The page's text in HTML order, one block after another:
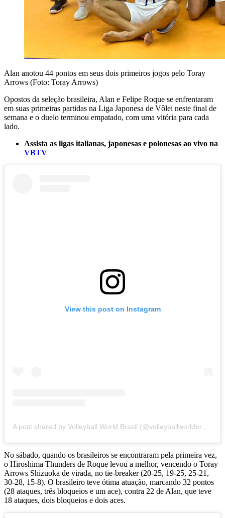
Alan anotou 44 pontos em seus dois primeiros jogos pelo Toray
Arrows (Foto: Toray Arrows)
Opostos da seleção brasileira, Alan e Felipe Roque se enfrentaram
em suas primeiras partidas na Liga Japonesa de Vôlei neste final de
semana e o duelo terminou empatado, com uma vitória para cada
lado.
Assista as ligas italianas, japonesas e polonesas ao vivo na
VBTV
View this post on Instagram
No sábado, quando os brasileiros se encontraram pela primeira vez,
o Hiroshima Thunders de Roque levou a melhor, vencendo o Toray
Arrows Shizuoka de virada, no tie-breaker (20-25, 19-25, 25-21,
30-28, 15-8). O brasileiro teve ótima atuação, marcando 32 pontos
(28 ataques, três bloqueios e um ace), contra 22 de Alan, que teve
18 ataques, dois bloqueios e dois aces.